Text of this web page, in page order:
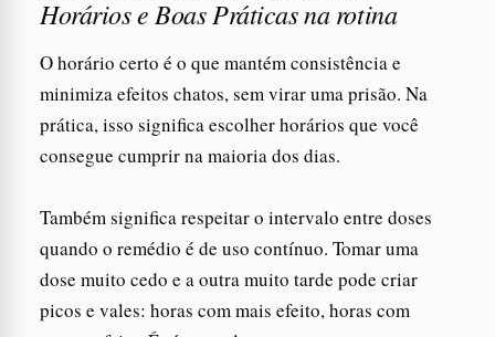
Horários e Boas Práticas na rotina
O horário certo é o que mantém consistência e
minimiza efeitos chatos, sem virar uma prisão. Na
prática, isso significa escolher horários que você
consegue cumprir na maioria dos dias.
Também significa respeitar o intervalo entre doses
quando o remédio é de uso contínuo. Tomar uma
dose muito cedo e a outra muito tarde pode criar
picos e vales: horas com mais efeito, horas com